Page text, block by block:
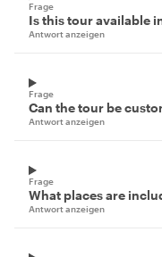
Frage
Is this tour available
Antwort anzeigen
Frage
Can the tour be
Antwort anzeigen
Frage
What places are
Antwort anzeigen